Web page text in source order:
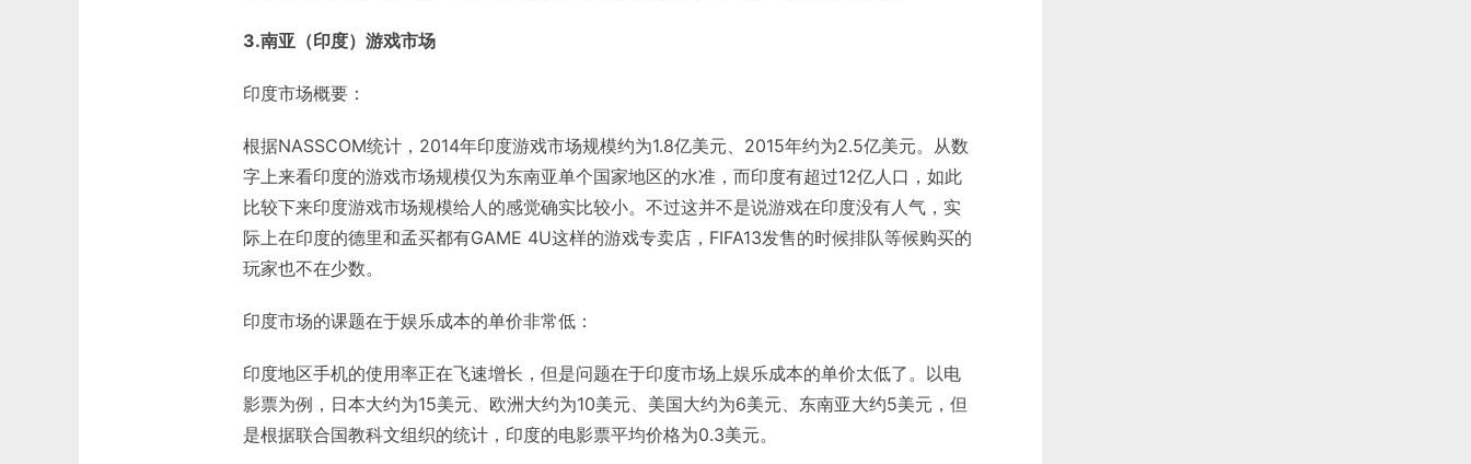
3.南亚（印度）游戏市场
印度市场概要：
根据NASSCOM统计，2014年印度游戏市场规模约为1.8亿美元、2015年约为2.5亿美元。从数
字上来看印度的游戏市场规模仅为东南亚单个国家地区的水准，而印度有超过12亿人口，如此
比较下来印度游戏市场规模给人的感觉确实比较小。不过这并不是说游戏在印度没有人气，实
际上在印度的德里和孟买都有GAME 4U这样的游戏专卖店，FIFA13发售的时候排队等候购买的
玩家也不在少数。
印度市场的课题在于娱乐成本的单价非常低：
印度地区手机的使用率正在飞速增长，但是问题在于印度市场上娱乐成本的单价太低了。以电
影票为例，日本大约为15美元、欧洲大约为10美元、美国大约为6美元、东南亚大约5美元，但
是根据联合国教科文组织的统计，印度的电影票平均价格为0.3美元。